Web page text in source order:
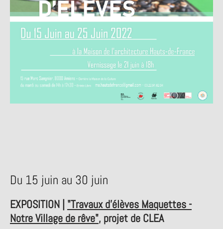
Du 15 juin au 30 juin
EXPOSITION | "Travaux d'élèves Maquettes -
Notre Village de rêve", projet de CLEA